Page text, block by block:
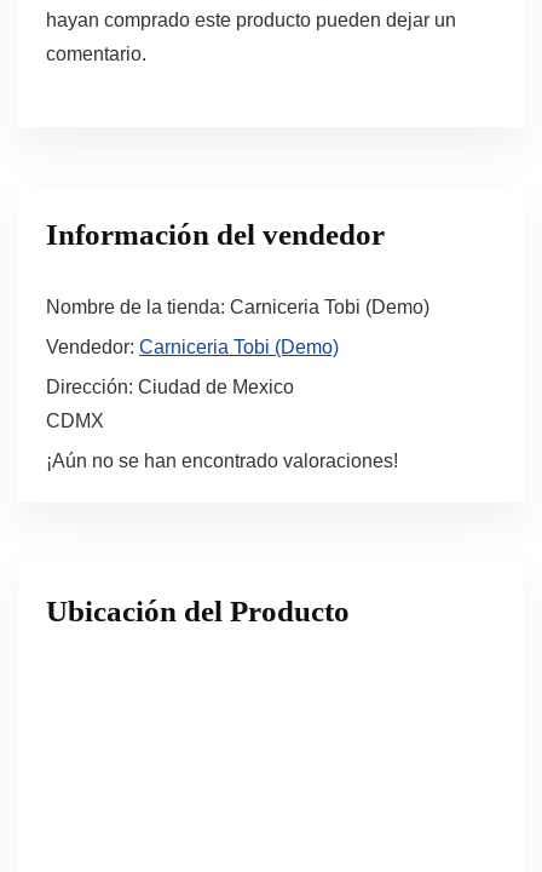
hayan comprado este producto pueden dejar un
comentario.
Información del vendedor
Nombre de la tienda: Carniceria Tobi (Demo)
Vendedor: Carniceria Tobi (Demo)
Dirección: Ciudad de Mexico
CDMX
¡Aún no se han encontrado valoraciones!
Ubicación del Producto